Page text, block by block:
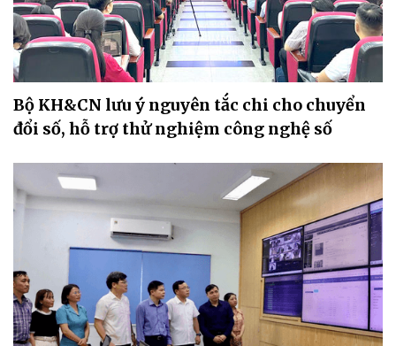
Bộ KH&CN lưu ý nguyên tắc chi cho chuyển
đổi số, hỗ trợ thử nghiệm công nghệ số